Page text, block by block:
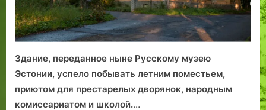
Здание, переданное ныне Русскому музею
Эстонии, успело побывать летним поместьем,
приютом для престарелых дворянок, народным
комиссариатом и школой.…